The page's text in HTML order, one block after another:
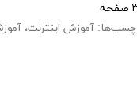
آموزش اینترنت،